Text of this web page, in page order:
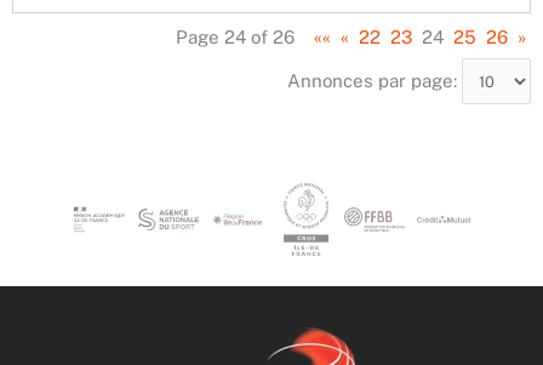
Page 24 of 26 «« « 22 23 24 25 26 »
Annonces par page: